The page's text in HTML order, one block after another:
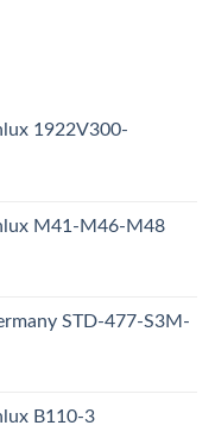
1922V300-
M41-M46-M48
STD-477-S3M-
B110-3